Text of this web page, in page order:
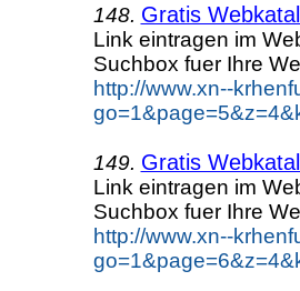
148. Gratis
Link eintragen im
Suchbox fuer Ihre
http://www.xn--
149. Gratis
Link eintragen im
Suchbox fuer Ihre
http://www.xn--